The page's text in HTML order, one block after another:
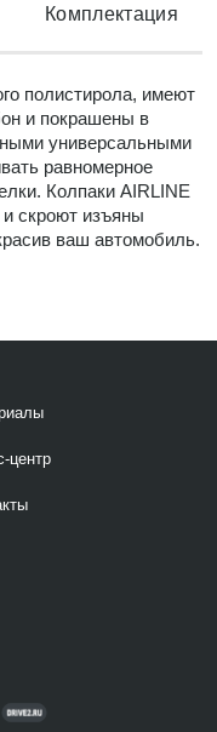
Комплектация
полистирола, имеют
и покрашены в
универсальными
равномерное
Колпаки AIRLINE
скроют изъяны
ваш автомобиль.
центр